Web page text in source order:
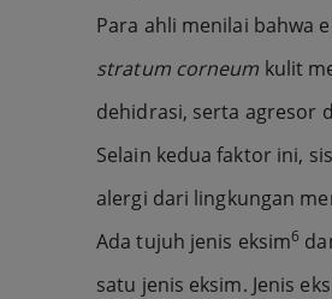
Para ahli menilai bahwa
stratum corneum kulit
dehidrasi, serta agresor
Selain kedua faktor ini,
alergi dari lingkungan
Ada tujuh jenis eksim6
satu jenis eksim. Jenis